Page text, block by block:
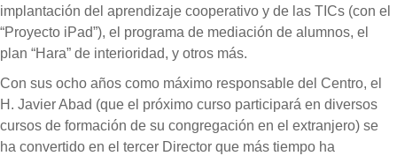
implantación del aprendizaje cooperativo y de las TICs (con el
“Proyecto iPad”), el programa de mediación de alumnos, el
plan “Hara” de interioridad, y otros más.
Con sus ocho años como máximo responsable del Centro, el
H. Javier Abad (que el próximo curso participará en diversos
cursos de formación de su congregación en el extranjero) se
ha convertido en el tercer Director que más tiempo ha